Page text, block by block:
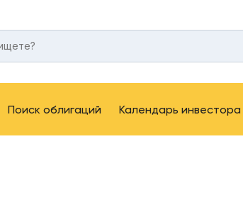
Поиск облигаций Календарь инвестора